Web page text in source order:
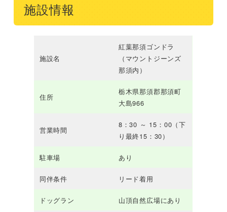
施設情報
施設名
紅葉那須ゴンドラ
（マウントジーンズ
那須内）
住所
栃木県那須郡那須町
大島966
営業時間
8：30 ～ 15：00（下
り最終15：30）
駐車場 あり
同伴条件 リード着用
ドッグラン 山頂自然広場にあり